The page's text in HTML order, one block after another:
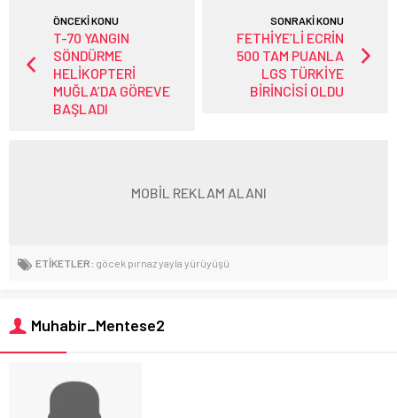
ÖNCEKİ KONU
T-70 YANGIN
SÖNDÜRME
HELİKOPTERİ
MUĞLA’DA GÖREVE
BAŞLADI
SONRAKİ KONU
FETHİYE’Lİ ECRİN
500 TAM PUANLA
LGS TÜRKİYE
BİRİNCİSİ OLDU
MOBİL REKLAM ALANI
ETİKETLER: göcek pırnaz yayla yürüyüşü
Muhabir_Mentese2